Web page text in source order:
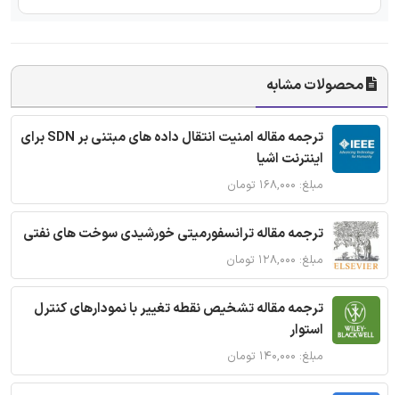
محصولات مشابه
ترجمه مقاله امنیت انتقال داده های مبتنی بر SDN برای
اینترنت اشیا
مبلغ: ۱۶۸,۰۰۰ تومان
ترجمه مقاله ترانسفورمیتی خورشیدی سوخت های نفتی
مبلغ: ۱۲۸,۰۰۰ تومان
ترجمه مقاله تشخیص نقطه تغییر با نمودارهای کنترل
استوار
مبلغ: ۱۴۰,۰۰۰ تومان